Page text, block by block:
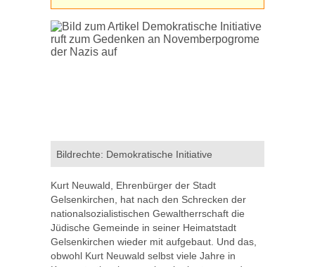
Bildrechte: Demokratische Initiative
Kurt Neuwald, Ehrenbürger der Stadt
Gelsenkirchen, hat nach den Schrecken der
nationalsozialistischen Gewaltherrschaft die
Jüdische Gemeinde in seiner Heimatstadt
Gelsenkirchen wieder mit aufgebaut. Und das,
obwohl Kurt Neuwald selbst viele Jahre in